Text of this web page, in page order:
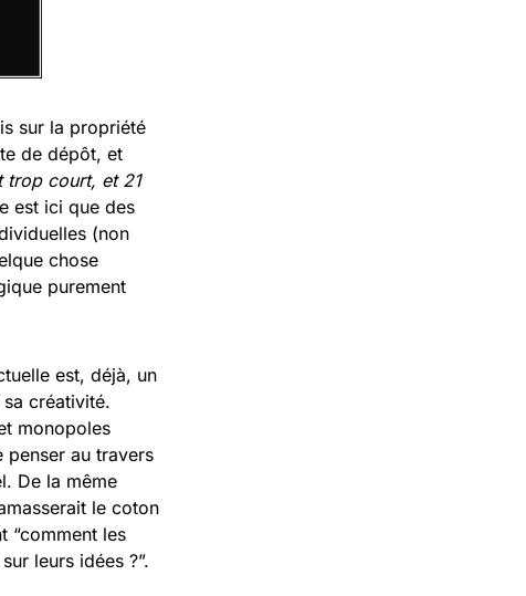
sur la propriété
de dépôt, et
trop court, et 21
est ici que des
(non
chose
purement
est, déjà, un
créativité.
monopoles
penser au travers
De la même
le coton
“comment les
leurs idées ?”.